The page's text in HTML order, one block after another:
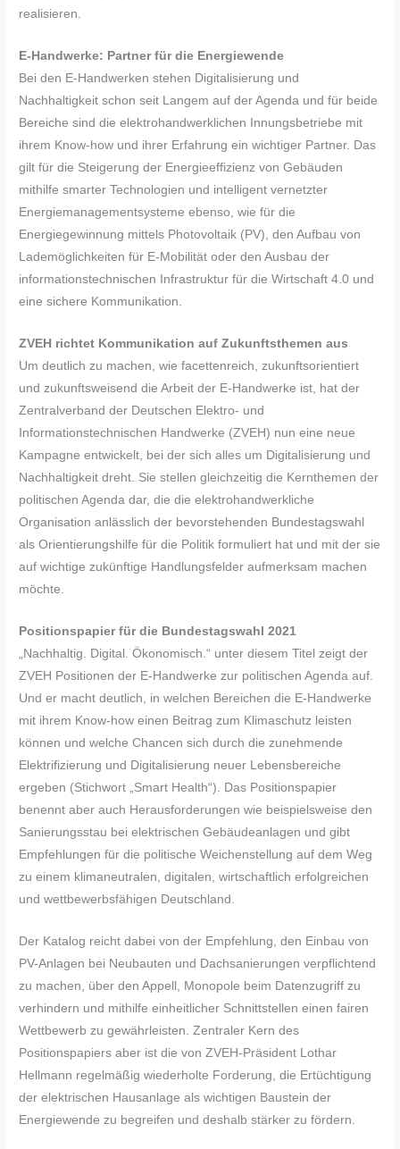
realisieren.
E-Handwerke: Partner für die Energiewende
Bei den E-Handwerken stehen Digitalisierung und
Nachhaltigkeit schon seit Langem auf der Agenda und für beide
Bereiche sind die elektrohandwerklichen Innungsbetriebe mit
ihrem Know-how und ihrer Erfahrung ein wichtiger Partner. Das
gilt für die Steigerung der Energieeffizienz von Gebäuden
mithilfe smarter Technologien und intelligent vernetzter
Energiemanagementsysteme ebenso, wie für die
Energiegewinnung mittels Photovoltaik (PV), den Aufbau von
Lademöglichkeiten für E-Mobilität oder den Ausbau der
informationstechnischen Infrastruktur für die Wirtschaft 4.0 und
eine sichere Kommunikation.
ZVEH richtet Kommunikation auf Zukunftsthemen aus
Um deutlich zu machen, wie facettenreich, zukunftsorientiert
und zukunftsweisend die Arbeit der E-Handwerke ist, hat der
Zentralverband der Deutschen Elektro- und
Informationstechnischen Handwerke (ZVEH) nun eine neue
Kampagne entwickelt, bei der sich alles um Digitalisierung und
Nachhaltigkeit dreht. Sie stellen gleichzeitig die Kernthemen der
politischen Agenda dar, die die elektrohandwerkliche
Organisation anlässlich der bevorstehenden Bundestagswahl
als Orientierungshilfe für die Politik formuliert hat und mit der sie
auf wichtige zukünftige Handlungsfelder aufmerksam machen
möchte.
Positionspapier für die Bundestagswahl 2021
„Nachhaltig. Digital. Ökonomisch.“ unter diesem Titel zeigt der
ZVEH Positionen der E-Handwerke zur politischen Agenda auf.
Und er macht deutlich, in welchen Bereichen die E-Handwerke
mit ihrem Know-how einen Beitrag zum Klimaschutz leisten
können und welche Chancen sich durch die zunehmende
Elektrifizierung und Digitalisierung neuer Lebensbereiche
ergeben (Stichwort „Smart Health“). Das Positionspapier
benennt aber auch Herausforderungen wie beispielsweise den
Sanierungsstau bei elektrischen Gebäudeanlagen und gibt
Empfehlungen für die politische Weichenstellung auf dem Weg
zu einem klimaneutralen, digitalen, wirtschaftlich erfolgreichen
und wettbewerbsfähigen Deutschland.
Der Katalog reicht dabei von der Empfehlung, den Einbau von
PV-Anlagen bei Neubauten und Dachsanierungen verpflichtend
zu machen, über den Appell, Monopole beim Datenzugriff zu
verhindern und mithilfe einheitlicher Schnittstellen einen fairen
Wettbewerb zu gewährleisten. Zentraler Kern des
Positionspapiers aber ist die von ZVEH-Präsident Lothar
Hellmann regelmäßig wiederholte Forderung, die Ertüchtigung
der elektrischen Hausanlage als wichtigen Baustein der
Energiewende zu begreifen und deshalb stärker zu fördern.